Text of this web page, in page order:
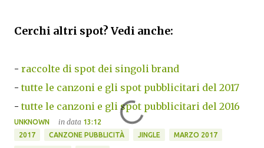
Cerchi altri spot? Vedi anche:
- raccolte di spot dei singoli brand
-tutte le canzoni e gli spot pubblicitari del 2017
-tutte le canzoni e gli spot pubblicitari del 2016
UNKNOWN in data 13:12
2017
CANZONE PUBBLICITÀ JINGLE MARZO 2017